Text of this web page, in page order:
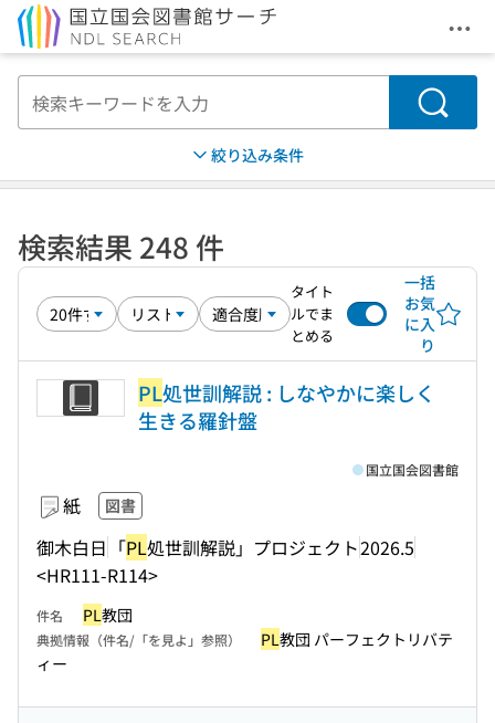
メ
検索
絞り込み条件
検索結果 248 件
タイト
ルでま
とめる
一括
お気
に入
り
PL処世訓解説 : しなやかに楽しく
生きる羅針盤
紙 図書
御木白日 「PL処世訓解説」プロジェクト2026.5
<HR111-R114>
国立国会図書館
件名 PL教団
典拠情報（件名/「を見よ」参照） PL教団 パーフェクトリバテ
ィー